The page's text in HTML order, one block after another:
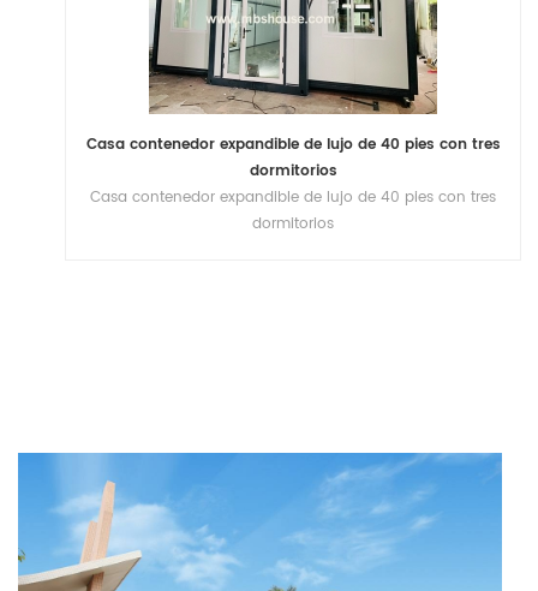
Casa contenedor expandible de lujo de 40 pies con tres
dormitorios
Casa contenedor expandible de lujo de 40 pies con tres
dormitorios